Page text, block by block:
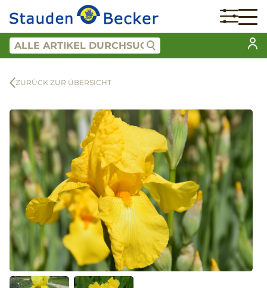
ZURÜCK ZUR ÜBERSICHT